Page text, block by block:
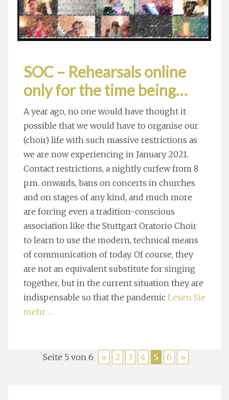
SOC – Rehearsals online
only for the time being…
A year ago, no one would have thought it
possible that we would have to organise our
(choir) life with such massive restrictions as
we are now experiencing in January 2021.
Contact restrictions, a nightly curfew from 8
p.m. onwards, bans on concerts in churches
and on stages of any kind, and much more
are forcing even a tradition-conscious
association like the Stuttgart Oratorio Choir
to learn to use the modern, technical means
of communication of today. Of course, they
are not an equivalent substitute for singing
together, but in the current situation they are
indispensable so that the pandemic Lesen Sie
mehr …
Seite 5 von 6 « 2 3 4 5 6 »